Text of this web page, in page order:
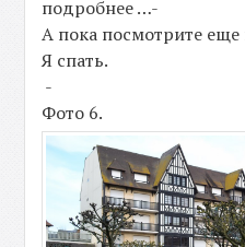
подробнее …-
А пока посмотрите
Я спать.
-
Фото 6.